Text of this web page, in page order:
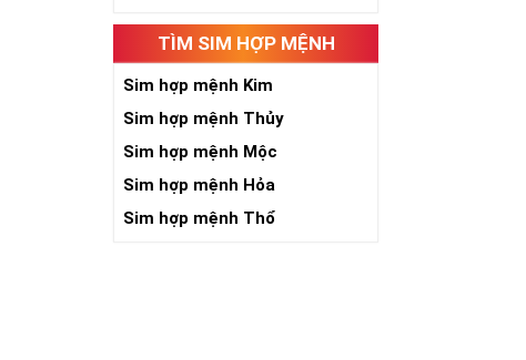
TÌM SIM HỢP MỆNH
Sim hợp mệnh Kim
Sim hợp mệnh Thủy
Sim hợp mệnh Mộc
Sim hợp mệnh Hỏa
Sim hợp mệnh Thổ